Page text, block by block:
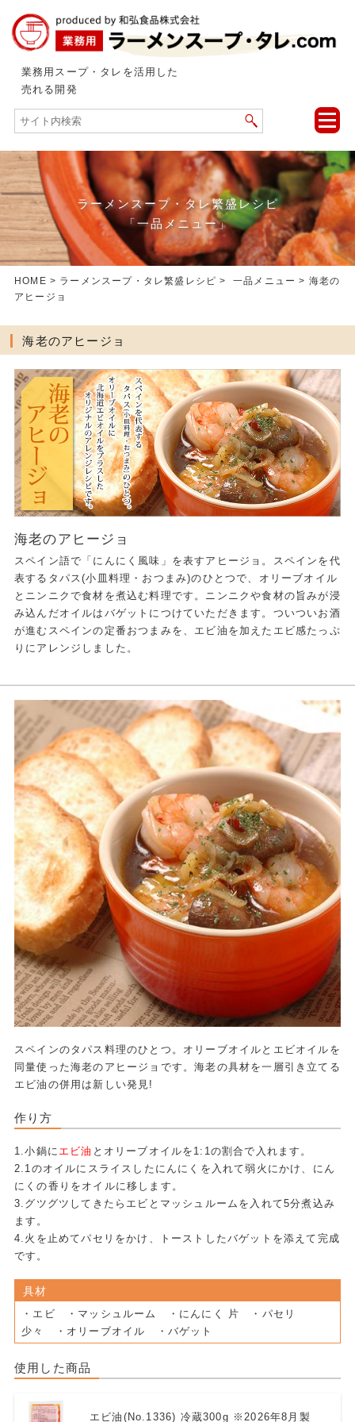
業務用スープ・タレを活用した
売れる開発
toggle
ラーメンスープ・タレ繁盛レシピ
「一品メニュー」
HOME > ラーメンスープ・タレ繁盛レシピ >一品メニュー > 海老の
アヒージョ
海老のアヒージョ
海老のアヒージョ
スペイン語で「にんにく風味」を表すアヒージョ。スペインを代
表するタパス(小皿料理・おつまみ)のひとつで、オリーブオイル
とニンニクで食材を煮込む料理です。ニンニクや食材の旨みが浸
み込んだオイルはバゲットにつけていただきます。ついついお酒
が進むスペインの定番おつまみを、エビ油を加えたエビ感たっぷ
りにアレンジしました。
スペインのタパス料理のひとつ。オリーブオイルとエビオイルを
同量使った海老のアヒージョです。海老の具材を一層引き立てる
エビ油の併用は新しい発見!
作り方
1.小鍋に エビ油 とオリーブオイルを1:1の割合で入れます。
2.1のオイルにスライスしたにんにくを入れて弱火にかけ、にん
にくの香りをオイルに移します。
3.グツグツしてきたらエビとマッシュルームを入れて5分煮込み
ます。
4.火を止めてパセリをかけ、トーストしたバゲットを添えて完成
です。
具材
・エビ ・マッシュルーム ・にんにく 片 ・パセリ
少々 ・オリーブオイル ・バゲット
使用した商品
エビ油(No.1336) 冷蔵300g ※2026年8月製